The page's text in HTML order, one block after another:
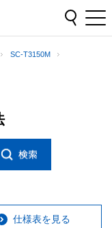
SC-T3150M
仕様表を見る